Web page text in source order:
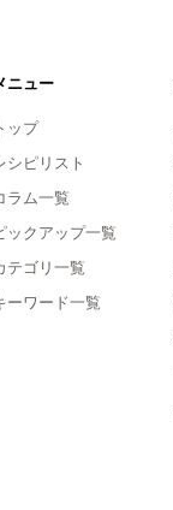
ニュー
ップ
シピリスト
ラム一覧
ックアップ一覧
テゴリ一覧
ーワード一覧